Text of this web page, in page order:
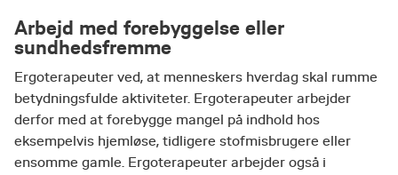
Arbejd med forebyggelse eller
sundhedsfremme
Ergoterapeuter ved, at menneskers hverdag skal rumme
betydningsfulde aktiviteter. Ergoterapeuter arbejder
derfor med at forebygge mangel på indhold hos
eksempelvis hjemløse, tidligere stofmisbrugere eller
ensomme gamle. Ergoterapeuter arbejder også i